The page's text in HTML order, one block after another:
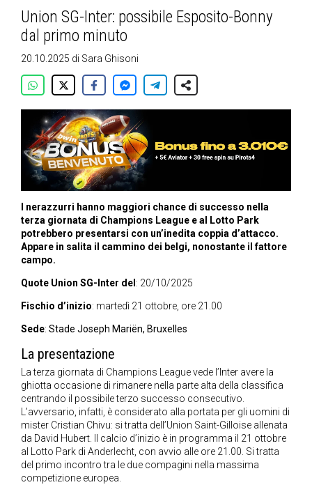
Union SG-Inter: possibile Esposito-Bonny
dal primo minuto
20.10.2025 di Sara Ghisoni
I nerazzurri hanno maggiori chance di successo nella
terza giornata di Champions League e al Lotto Park
potrebbero presentarsi con un’inedita coppia d’attacco.
Appare in salita il cammino dei belgi, nonostante il fattore
campo.
Quote Union SG-Inter del : 20/10/2025
Fischio d’inizio: martedì 21 ottobre, ore 21.00
Sede: Stade Joseph Mariën, Bruxelles
La presentazione
La terza giornata di Champions League vede l’Inter avere la
ghiotta occasione di rimanere nella parte alta della classifica
centrando il possibile terzo successo consecutivo.
L’avversario, infatti, è considerato alla portata per gli uomini di
mister Cristian Chivu: si tratta dell’Union Saint-Gilloise allenata
da David Hubert. Il calcio d’inizio è in programma il 21 ottobre
al Lotto Park di Anderlecht, con avvio alle ore 21.00. Si tratta
del primo incontro tra le due compagini nella massima
competizione europea.